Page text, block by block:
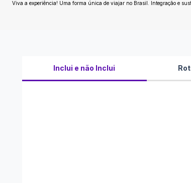
Viva a experiência! Uma forma única de viajar no Brasil. Integração e
Inclui e não Inclui